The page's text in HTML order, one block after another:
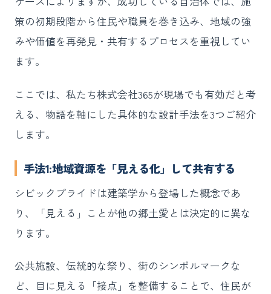
策の初期段階から住民や職員を巻き込み、地域の強
みや価値を再発見・共有するプロセスを重視してい
ます。
ここでは、私たち株式会社365が現場でも有効だと考
える、物語を軸にした具体的な設計手法を3つご紹介
します。
手法1:地域資源を「見える化」して共有する
シビックプライドは建築学から登場した概念であ
り、「見える」ことが他の郷土愛とは決定的に異な
ります。
公共施設、伝統的な祭り、街のシンボルマークな
ど、目に見える「接点」を整備することで、住民が